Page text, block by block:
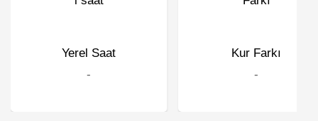
Yerel Saat
-
Kur Farkı
-